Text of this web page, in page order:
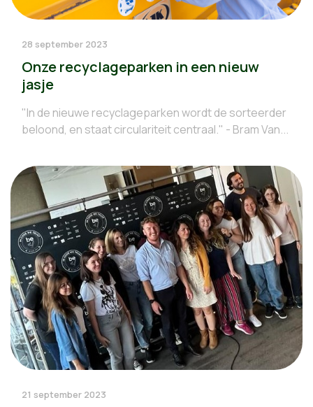
28 september 2023
Onze recyclageparken in een nieuw
jasje
"In de nieuwe recyclageparken wordt de sorteerder
beloond, en staat circulariteit centraal." - Bram Van...
21 september 2023